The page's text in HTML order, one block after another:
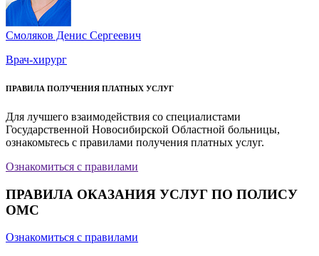
Смоляков Денис Сергеевич
Врач-хирург
ПРАВИЛА ПОЛУЧЕНИЯ ПЛАТНЫХ УСЛУГ
Для лучшего взаимодействия со специалистами
Государственной Новосибирской Областной больницы,
ознакомьтесь с правилами получения платных услуг.
Ознакомиться с правилами
ПРАВИЛА ОКАЗАНИЯ УСЛУГ ПО ПОЛИСУ
ОМС
Ознакомиться с правилами